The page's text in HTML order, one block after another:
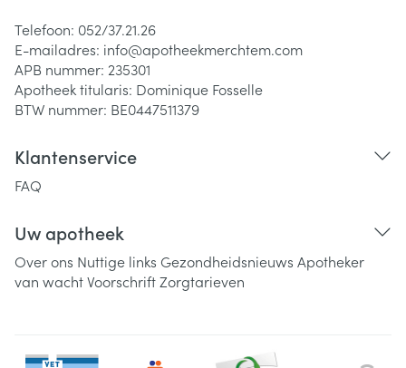
Telefoon: 052/37.21.26
E-mailadres: info@apotheekmerchtem.com
APB nummer: 235301
Apotheek titularis: Dominique Fosselle
BTW nummer: BE0447511379
Klantenservice
FAQ
Uw apotheek
Over ons Nuttige links Gezondheidsnieuws Apotheker
van wachtVoorschriftZorgtarieven